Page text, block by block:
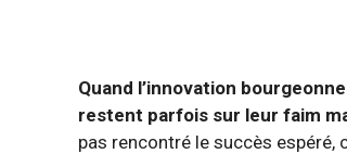
Quand l’innovation
restent parfois sur leur faim
pas rencontré le succès espéré,